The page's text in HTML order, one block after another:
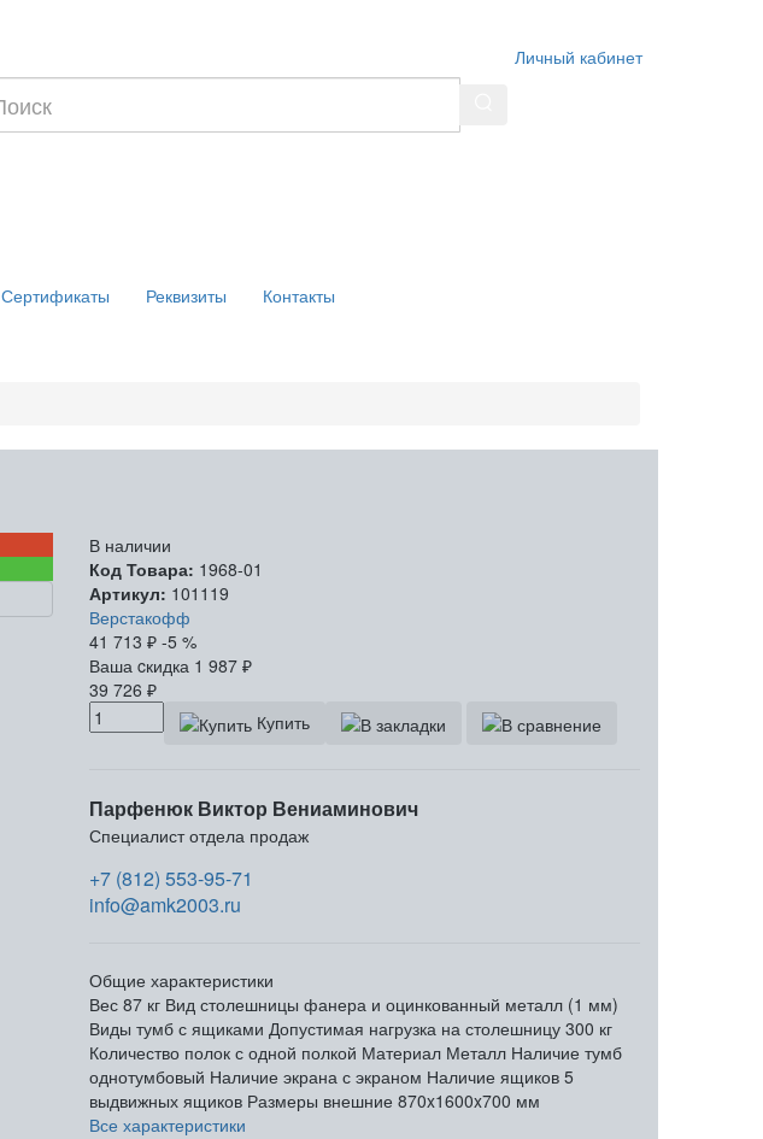
Личный кабинет
Сертификаты Реквизиты Контакты
В наличии
Код Товара: 1968-01
Артикул: 101119
Верстакофф
41 713 ₽ -5 %
Ваша cкидка 1 987₽
39 726 ₽
Купить
Парфенюк Виктор Вениаминович
Специалист отдела продаж
+7 (812) 553-95-71
info@amk2003.ru
Общие характеристики
Вес 87 кг Вид столешницы фанера и оцинкованный металл (1 мм)
Виды тумб с ящиками Допустимая нагрузка на столешницу 300 кг
Количество полок с одной полкой Материал Металл Наличие тумб
однотумбовый Наличие экрана с экраном Наличие ящиков 5
выдвижных ящиков Размеры внешние 870x1600x700 мм
Все характеристики